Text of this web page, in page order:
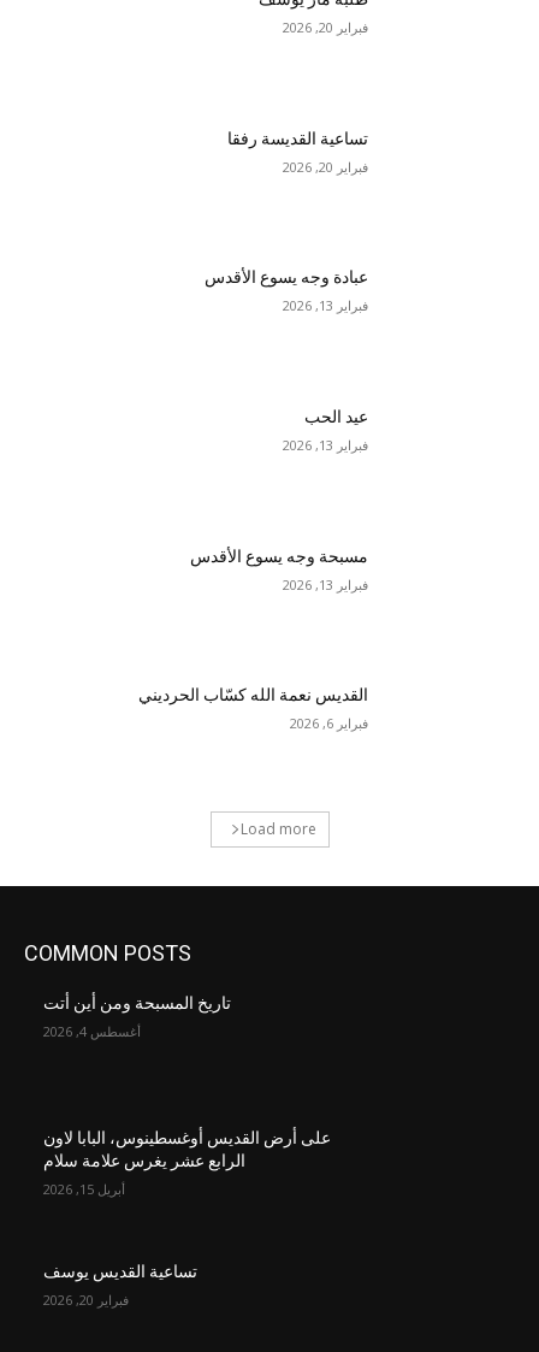
فبراير 20, 2026
تساعية القديسة رفقا
فبراير 20, 2026
عبادة وجه يسوع الأقدس
فبراير 13, 2026
عيد الحب
فبراير 13, 2026
مسبحة وجه يسوع الأقدس
فبراير 13, 2026
القديس نعمة الله كسّاب الحرديني
فبراير 6, 2026
Load more
COMMON POSTS
تاريخ المسبحة ومن أين أتت
أغسطس 4, 2026
على أرض القديس أوغسطينوس، البابا لاون
الرابع عشر يغرس علامة سلام
أبريل 15, 2026
تساعية القديس يوسف
فبراير 20, 2026